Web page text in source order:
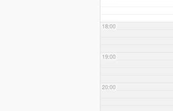
18:00
19:00
20:00